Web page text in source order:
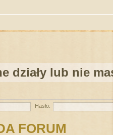
działy lub nie
Hasło:
FORUM